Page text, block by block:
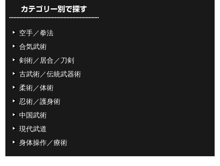
空手／拳法
合気武術
剣術／居合／刀剣
古武術／伝統武器術
柔術／体術
忍術／護身術
中国武術
現代武道
身体操作／療術